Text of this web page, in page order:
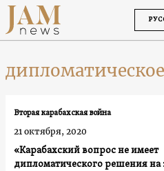
«Карабахский вопрос не имеет
дипломатического решения на
Вторая карабахская война
21 октября, 2020